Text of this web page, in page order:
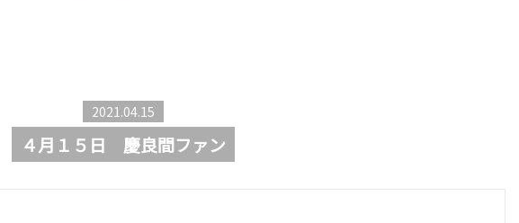
2021.04.15
４月１５日 慶良間ファン